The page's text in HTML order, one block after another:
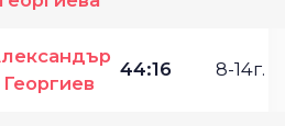
Георгиев
44:16 8-14г.